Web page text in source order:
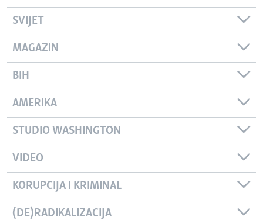
SVIJET
MAGAZIN
BIH
AMERIKA
STUDIO WASHINGTON
VIDEO
KORUPCIJA I KRIMINAL
(DE)RADIKALIZACIJA